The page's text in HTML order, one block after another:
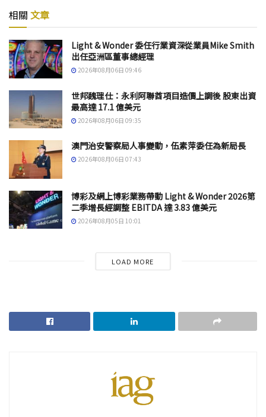
相關 文章
Light & Wonder 委任行業資深從業員Mike Smith
出任亞洲區董事總經理
2026年08月06日 09:46
世邦魏理仕：永利阿聯酋項目造價上調後 股東出資
最高達 17.1 億美元
2026年08月06日 09:35
澳門治安警察局人事變動，伍素萍委任為新局長
2026年08月06日 07:43
博彩及網上博彩業務帶動 Light & Wonder 2026第
二季增長經調整 EBITDA 達 3.83 億美元
2026年08月05日 10:01
LOAD MORE